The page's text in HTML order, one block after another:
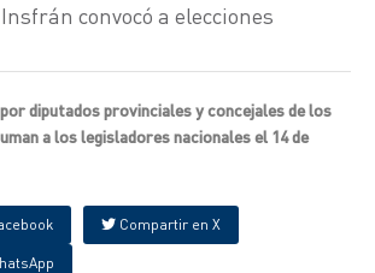
convocó a elecciones
diputados provinciales y concejales de los
a los legisladores nacionales el 14 de
Compartir en X